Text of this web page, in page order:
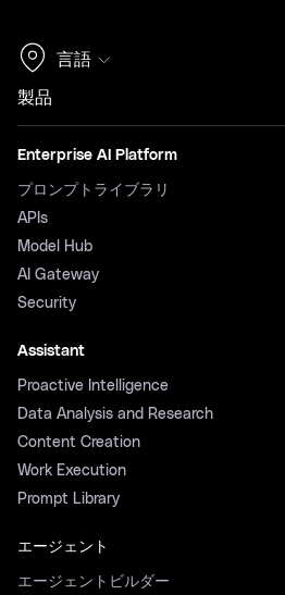
言語
製品
Enterprise AI Platform
プロンプトライブラリ
APIs
Model Hub
AI Gateway
Security
Assistant
Proactive Intelligence
Data Analysis and Research
Content Creation
Work Execution
Prompt Library
エージェント
エージェントビルダー